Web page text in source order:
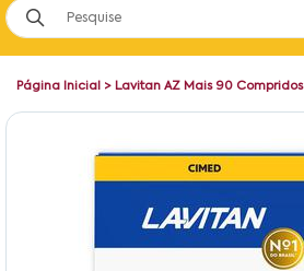
Página Inicial > Lavitan AZ Mais 90 Compridos